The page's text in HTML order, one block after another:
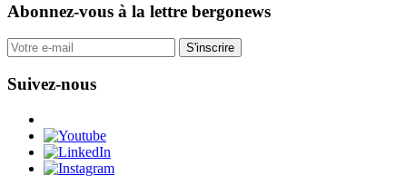
Abonnez-vous à la lettre bergonews
S'inscrire
Suivez-nous